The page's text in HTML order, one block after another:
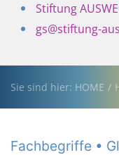
Stiftung
gs@stiftung-
Sie sind hier: HOME
Fachbegriffe •